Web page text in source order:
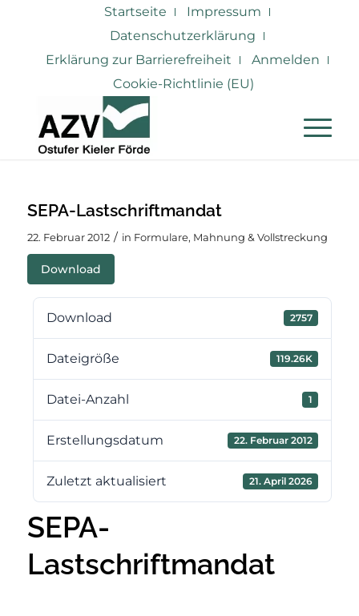
Startseite
Impressum
Datenschutzerklärung
Erklärung zur Barrierefreiheit
Anmelden
Cookie-Richtlinie (EU)
SEPA-Lastschriftmandat
22. Februar 2012 / in Formulare, Mahnung & Vollstreckung
Download
Download 2757
Dateigröße 119.26K
Datei-Anzahl 1
Erstellungsdatum 22. Februar 2012
Zuletzt aktualisiert 21. April 2026
SEPA-
Lastschriftmandat